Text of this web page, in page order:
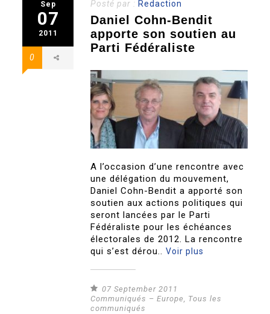
Sep
07
2011
0
Posté par : Redaction
Daniel Cohn-Bendit
apporte son soutien au
Parti Fédéraliste
A l’occasion d’une rencontre avec
une délégation du mouvement,
Daniel Cohn-Bendit a apporté son
soutien aux actions politiques qui
seront lancées par le Parti
Fédéraliste pour les échéances
électorales de 2012. La rencontre
qui s’est dérou..Voir plus
07 September 2011
Communiqués – Europe, Tous les
communiqués